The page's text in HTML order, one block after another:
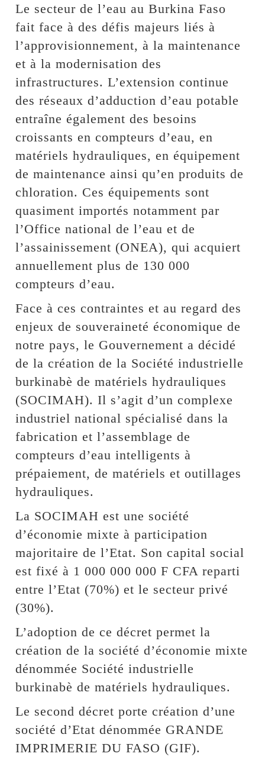
Le secteur de l’eau au Burkina Faso
fait face à des défis majeurs liés à
l’approvisionnement, à la maintenance
et à la modernisation des
infrastructures. L’extension continue
des réseaux d’adduction d’eau potable
entraîne également des besoins
croissants en compteurs d’eau, en
matériels hydrauliques, en équipement
de maintenance ainsi qu’en produits de
chloration. Ces équipements sont
quasiment importés notamment par
l’Office national de l’eau et de
l’assainissement (ONEA), qui acquiert
annuellement plus de 130 000
compteurs d’eau.
Face à ces contraintes et au regard des
enjeux de souveraineté économique de
notre pays, le Gouvernement a décidé
de la création de la Société industrielle
burkinabè de matériels hydrauliques
(SOCIMAH). Il s’agit d’un complexe
industriel national spécialisé dans la
fabrication et l’assemblage de
compteurs d’eau intelligents à
prépaiement, de matériels et outillages
hydrauliques.
La SOCIMAH est une société
d’économie mixte à participation
majoritaire de l’Etat. Son capital social
est fixé à 1 000 000 000 F CFA reparti
entre l’Etat (70%) et le secteur privé
(30%).
L’adoption de ce décret permet la
création de la société d’économie mixte
dénommée Société industrielle
burkinabè de matériels hydrauliques.
Le second décret porte création d’une
société d’Etat dénommée GRANDE
IMPRIMERIE DU FASO (GIF).